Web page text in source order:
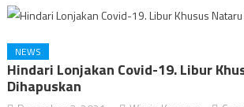
NEWS
Hindari Lonjakan Covid-19. Libur
Dihapuskan